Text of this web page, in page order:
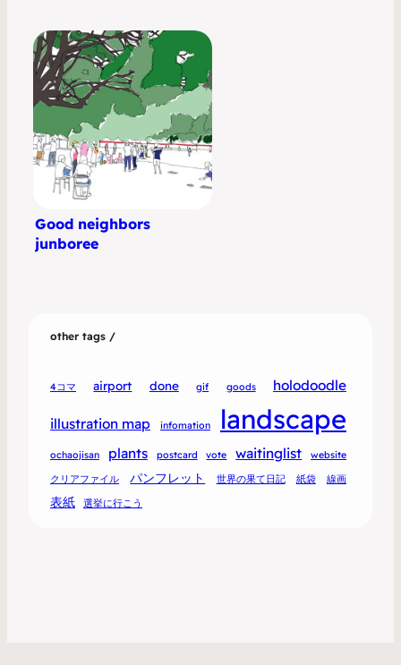
Good neighbors
junboree
other tags /
4コマ airport done gif goods holodoodle
illustration map infomation landscape
ochaojisan plants postcard vote waitinglist
website
クリアファイル
パンフレット 世界の果て日記 紙袋 線画
表紙 選挙に行こう